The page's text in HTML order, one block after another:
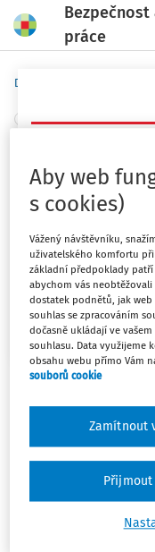
Bezpečnost
práce
Co jsou, proč teď
Domů
+ PŘIDAT VLASTNÍ
Vydáno:23. 11. 2025
1 minuta čtení
V pátek 28. 11. 2025
Nikol Michlsvůj
informace o:
vstupních
(včetně dohod o
zavedení
novém vzoru
během krizí
revizích nemocí z
SARS-CoV-2
Aby web
s cookies)
Vážený návštěvníku,
uživatelského komfortu
základní předpoklady
abychom vás
dostatek podnětů, jak
souhlas se zpracováním
dočasně ukládají ve
souhlasu. Data využijeme
obsahu webu přímo Vám
souborů cookie
Zamítnout